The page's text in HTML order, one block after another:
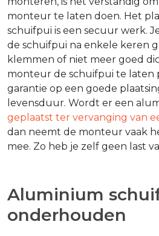
monteur te laten doen. Het
schuifpui is een secuur werk.
de schuifpui na enkele keren
klemmen of niet meer goed
monteur de schuifpui te laten
garantie op een goede
levensduur. Wordt er een
geplaatst ter vervanging van
dan neemt de monteur vaak
mee. Zo heb je zelf geen last
Aluminium
onderhouden